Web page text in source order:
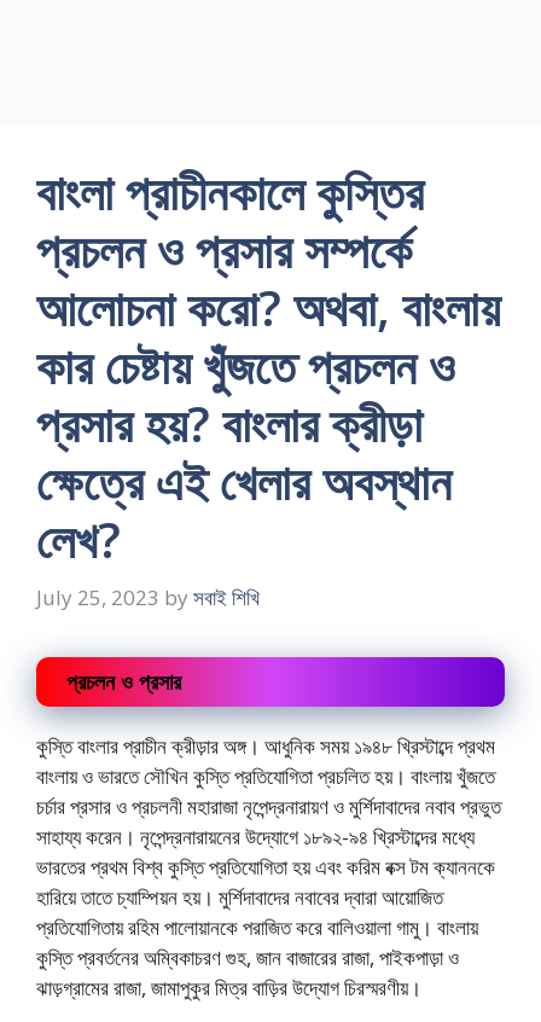
বাংলা প্রাচীনকালে কুস্তির
প্রচলন ও প্রসার সম্পর্কে
আলোচনা করো? অথবা, বাংলায়
কার চেষ্টায় খুঁজতে প্রচলন ও
প্রসার হয়? বাংলার ক্রীড়া
ক্ষেত্রে এই খেলার অবস্থান
লেখ?
July 25, 2023 by সবাই শিখি
প্রচলন ও প্রসার
কুস্তি বাংলার প্রাচীন ক্রীড়ার অঙ্গ। আধুনিক সময় ১৯৪৮ খ্রিস্টাব্দে প্রথম
বাংলায় ও ভারতে সৌখিন কুস্তি প্রতিযোগিতা প্রচলিত হয়। বাংলায় খুঁজতে
চর্চার প্রসার ও প্রচলনী মহারাজা নৃপেন্দ্রনারায়ণ ও মুর্শিদাবাদের নবাব প্রভুত
সাহায্য করেন। নৃপেন্দ্রনারায়নের উদ্যোগে ১৮৯২-৯৪ খ্রিস্টাব্দের মধ্যে
ভারতের প্রথম বিশ্ব কুস্তি প্রতিযোগিতা হয় এবং করিম বক্স টম ক্যাননকে
হারিয়ে তাতে চ্যাম্পিয়ন হয়। মুর্শিদাবাদের নবাবের দ্বারা আয়োজিত
প্রতিযোগিতায় রহিম পালোয়ানকে পরাজিত করে বালিওয়ালা গামু। বাংলায়
কুস্তি প্রবর্তনের অম্বিকাচরণ গুহ, জান বাজারের রাজা, পাইকপাড়া ও
ঝাড়গ্রামের রাজা, জামাপুকুর মিত্র বাড়ির উদ্যোগ চিরস্মরণীয়।